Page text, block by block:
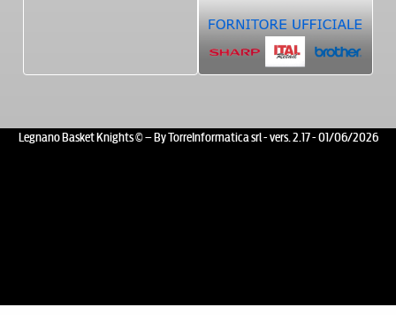
Legnano Basket Knights © – By TorreInformatica srl - vers. 2.17 - 01/06/2026